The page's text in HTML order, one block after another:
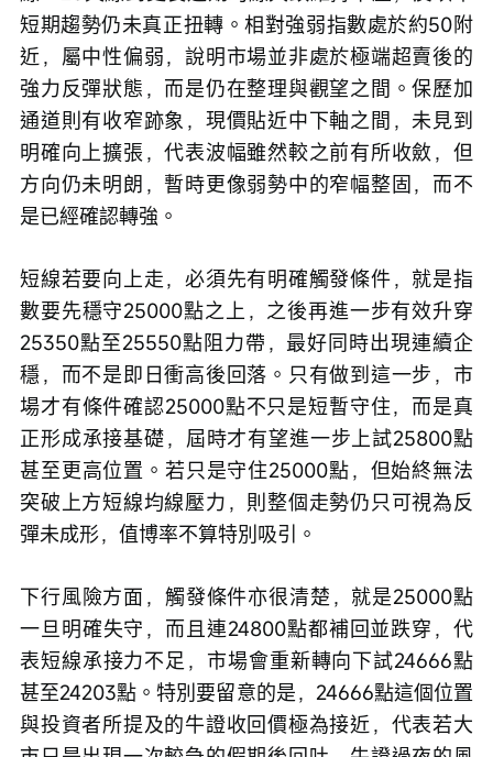
短期趨勢仍未真正扭轉。相對強弱指數處於約50附
近，屬中性偏弱，說明市場並非處於極端超賣後的
強力反彈狀態，而是仍在整理與觀望之間。保歷加
通道則有收窄跡象，現價貼近中下軸之間，未見到
明確向上擴張，代表波幅雖然較之前有所收斂，但
方向仍未明朗，暫時更像弱勢中的窄幅整固，而不
是已經確認轉強。
短線若要向上走，必須先有明確觸發條件，就是指
數要先穩守25000點之上，之後再進一步有效升穿
25350點至25550點阻力帶，最好同時出現連續企
穩，而不是即日衝高後回落。只有做到這一步，市
場才有條件確認25000點不只是短暫守住，而是真
正形成承接基礎，屆時才有望進一步上試25800點
甚至更高位置。若只是守住25000點，但始終無法
突破上方短線均線壓力，則整個走勢仍只可視為反
彈未成形，值博率不算特別吸引。
下行風險方面，觸發條件亦很清楚，就是25000點
一旦明確失守，而且連24800點都補回並跌穿，代
表短線承接力不足，市場會重新轉向下試24666點
甚至24203點。特別要留意的是，24666點這個位置
與投資者所提及的牛證收回價極為接近，代表若大